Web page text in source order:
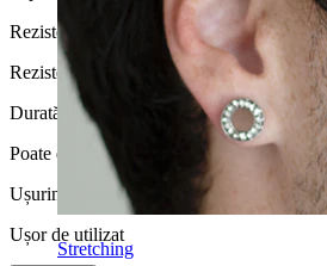
Stretching
Rezistență la apă
Rezistentă la apă
Durată de viață
Poate dura o viață
Ușurință utilizare
Ușor de utilizat